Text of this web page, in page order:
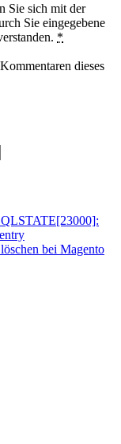
Sie sich mit der
Sie eingegebene
*
dieses
bei Magento